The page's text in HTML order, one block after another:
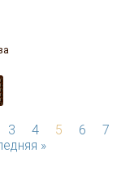
3 4 5 6
7
»